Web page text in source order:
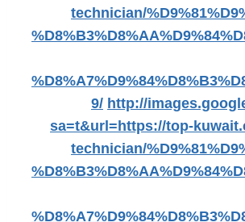
technician/
9/ http://
sa=t&url=https://top-
technician/